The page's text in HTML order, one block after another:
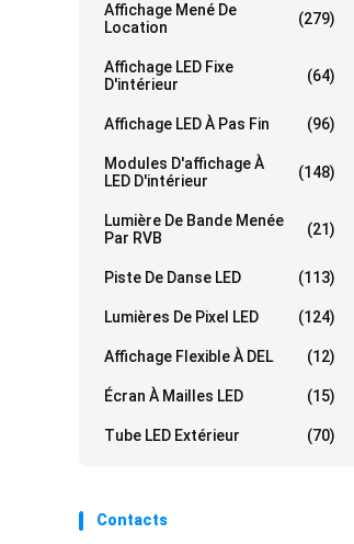
Affichage Mené De
Location
(279)
Affichage LED Fixe
D'intérieur
(64)
Affichage LED À Pas Fin (96)
Modules D'affichage À
LED D'intérieur
(148)
Lumière De Bande Menée
Par RVB
(21)
Piste De Danse LED (113)
Lumières De Pixel LED (124)
Affichage Flexible À DEL (12)
Écran À Mailles LED (15)
Tube LED Extérieur (70)
Contacts